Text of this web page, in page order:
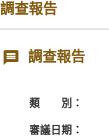
調查報告
調查報告
類 別：
審議日期：